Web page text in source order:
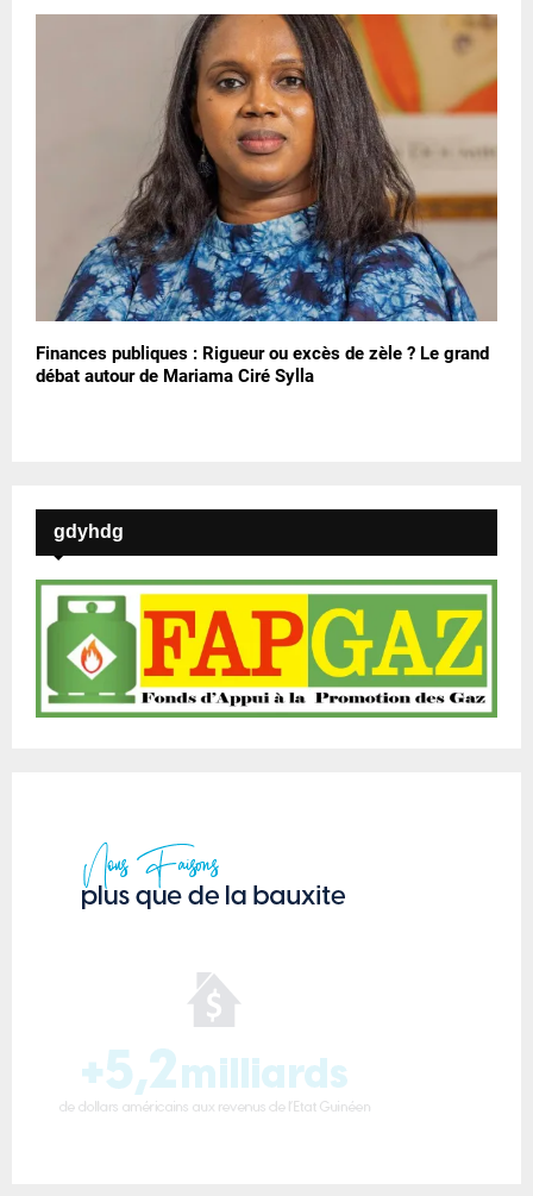
Finances publiques : Rigueur ou excès de zèle ? Le grand
débat autour de Mariama Ciré Sylla
gdyhdg